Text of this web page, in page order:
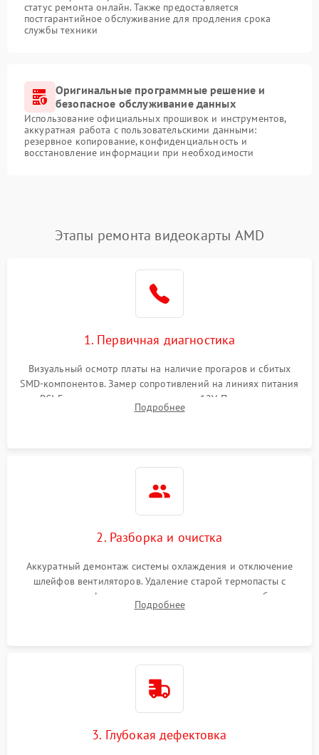
статус ремонта онлайн. Также предоставляется
постгарантийное обслуживание для продления срока
службы техники
Оригинальные программные решение и
безопасное обслуживание данных
Использование официальных прошивок и инструментов,
аккуратная работа с пользовательскими данными:
резервное копирование, конфиденциальность и
восстановление информации при необходимости
Этапы ремонта видеокарты AMD
1. Первичная диагностика
Визуальный осмотр платы на наличие прогаров и сбитых
SMD-компонентов. Замер сопротивлений на линиях питания
PCI-E и дополнительных разъемах 12V. Проверка на
короткое замыкание основных дросселей питания GPU и
Подробнее
2. Разборка и очистка
Аккуратный демонтаж системы охлаждения и отключение
шлейфов вентиляторов. Удаление старой термопасты с
кристалла графического чипа и термопрокладок с банок
памяти и зоны VRM. Очистка платы от пыли и окислов.
Подробнее
3. Глубокая дефектовка